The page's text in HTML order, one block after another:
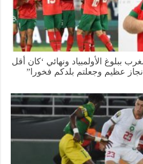
ببلوغ الأولمبياد ونهائي ‘كان أقل